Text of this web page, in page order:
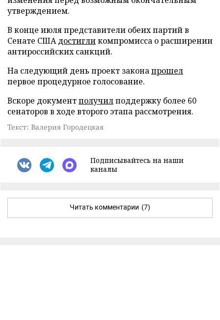
утверждением.
В конце июля представители обеих партий в
Сенате СШАдостигликомпромисса о расширении
антироссийских санкций.
На следующий день проект законапрошел
первое процедурное голосование.
Вскоре документполучилподдержку более 60
сенаторов в ходе второго этапа рассмотрения.
Текст: Валерия Городецкая
Подписывайтесь на наши
каналы
Читать комментарии (7)